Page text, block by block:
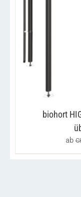
biohort
ab